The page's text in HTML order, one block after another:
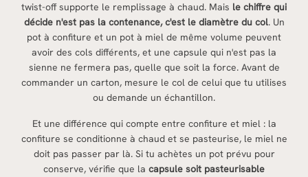
twist-off supporte le remplissage à chaud. Mais le chiffre qui
décide n'est pas la contenance, c'est le diamètre du col. Un
pot à confiture et un pot à miel de même volume peuvent
avoir des cols différents, et une capsule qui n'est pas la
sienne ne fermera pas, quelle que soit la force. Avant de
commander un carton, mesure le col de celui que tu utilises
ou demande un échantillon.
Et une différence qui compte entre confiture et miel : la
confiture se conditionne à chaud et se pasteurise, le miel ne
doit pas passer par là. Si tu achètes un pot prévu pour
conserve, vérifie que la capsule soit pasteurisable